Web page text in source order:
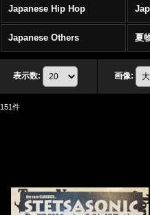
Japanese Hip Hop
Japanese Others 夏
表示数: 画像:
151件